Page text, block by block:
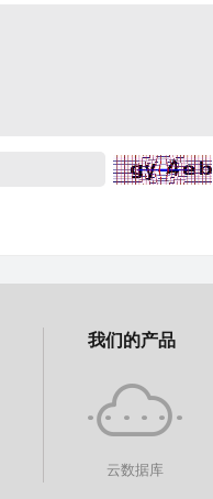
我们的产品
云数据库